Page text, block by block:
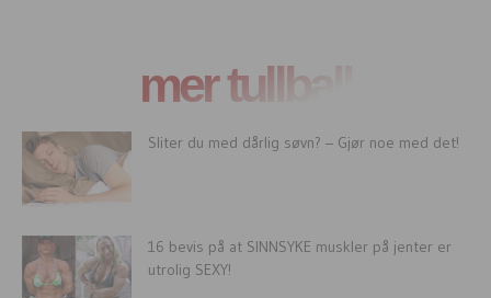
mer tullball
Sliter du med dårlig søvn? – Gjør noe med det!
16 bevis på at SINNSYKE muskler på jenter er
utrolig SEXY!